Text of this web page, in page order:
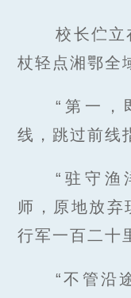
校长伫立
杖轻点湘鄂全
“第一，
线，跳过前线
“驻守渔
师，原地放弃
行军一百二十
“不管沿